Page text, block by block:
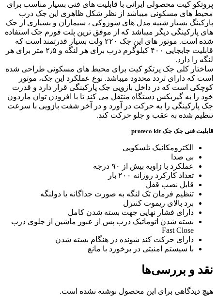
پروتکو کیت محصولی ایرانی با قابلیت های فنی بسیار مناسب برای
محیط های مسکونی میباشد از نظر شکل ظاهری این جک درب
پارکینگ بسیار شبیه مدل های سوزوکی ، سیماران و بسیاری از جک
های پارکینگی دیگر میباشد که از موفق ترین پلت فورم جک استفاده
شده است. موتور های این جک ۲۲۰ ولت بسیار قدرتمند است که
قابلیت جابجایی ۴۰۰ کیلوگرم درب برای هر لنگه و ۲٫۵ متر برای هر
لنگه را دارد.
ساختار کلی جک پرتکو کیت برای محیط های مسکونی طراحی شده
است که دارای تردد محدود میباشد. نوع عملکرد این جک، موتور
کوچکی است که در داخل بازویی جک پارکینگی قرار دارد و قدرت
خود را به گیربکس دستگاه منتقل می کند تا با افزودن توان ماردون
جک پارکینگی را به حرکت در آورد و در آخر شفت بازویی با سرعت
تنظیم شده به عقب و جلو حرکت کند.
قابلیت فنی جک جک proteco kit
الکترومکانیک تلسکوپی
بی صدا
عملکرد با زاویه بیش از ۹۰ درجه
تعداد کارکرد روزانه ۲۰۰ بار
قابل نصب قفل
تنظیم فرمان تک لنگه به صورت جداگانه یا دولنگه
برد بالای ریموت کنترل
دارای فشار نهایی جهت بسته شدن کامل
بسته شدن اتوماتیک درب پس از عبور ماشین از جلوی درب
Fast Close
دارای حرکت کند شونده در هنگام بسته شدن
با سیستم امنیتی در برخورد با مانع
نقد و بررسی‌ها
هیچ دیدگاهی برای این محصول نوشته نشده است.